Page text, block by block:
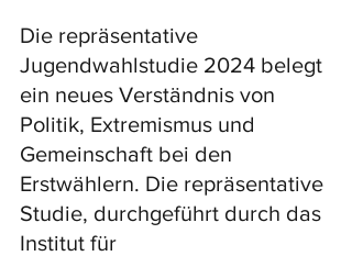
Die repräsentative
Jugendwahlstudie 2024 belegt
ein neues Verständnis von
Politik, Extremismus und
Gemeinschaft bei den
Erstwählern. Die repräsentative
Studie, durchgeführt durch das
Institut für